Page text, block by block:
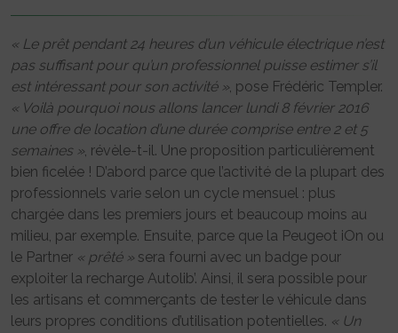
« Le prêt pendant 24 heures d’un véhicule électrique n’est
pas suffisant pour qu’un professionnel puisse estimer s’il
est intéressant pour son activité », pose Frédéric Templer.
« Voilà pourquoi nous allons lancer lundi 8 février 2016
une offre de location d’une durée comprise entre 2 et 5
semaines », révèle-t-il. Une proposition particulièrement
bien ficelée ! D’abord parce que l’activité de la plupart des
professionnels varie selon un cycle mensuel : plus
chargée dans les premiers jours et beaucoup moins au
milieu, par exemple. Ensuite, parce que la Peugeot iOn ou
le Partner « prêté » sera fourni avec un badge pour
exploiter la recharge Autolib’. Ainsi, il sera possible pour
les artisans et commerçants de tester le véhicule dans
leurs propres conditions d’utilisation potentielles. « Un